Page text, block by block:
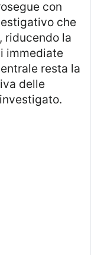
che
riducendo la
immediate
resta la
delle